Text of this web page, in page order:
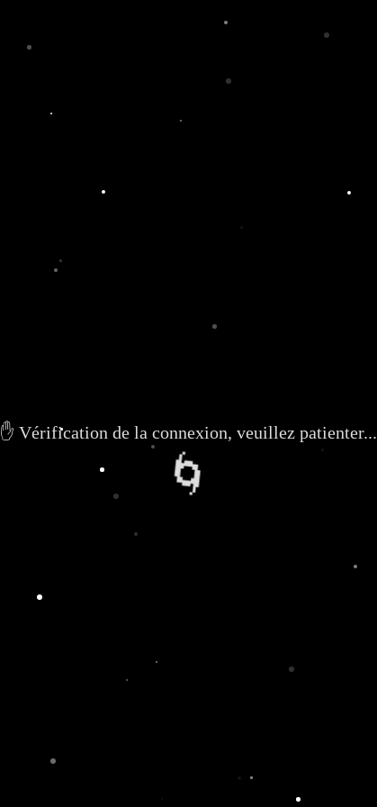
✋ Vérification de la connexion, veuillez patienter...
🌀